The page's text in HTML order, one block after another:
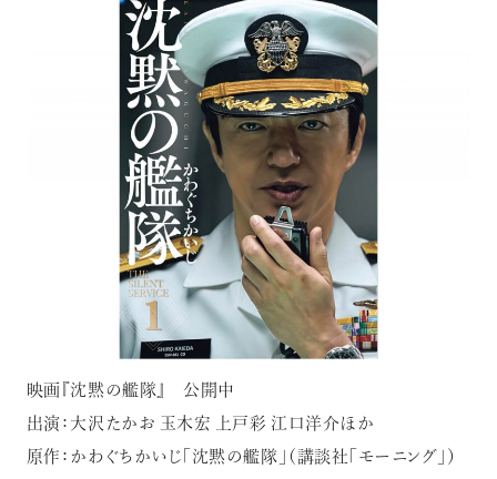
映画『沈黙の艦隊』 公開中
出演：大沢たかお 玉木宏 上戸彩 江口洋介ほか
原作：かわぐちかいじ「沈黙の艦隊」（講談社「モーニング」）